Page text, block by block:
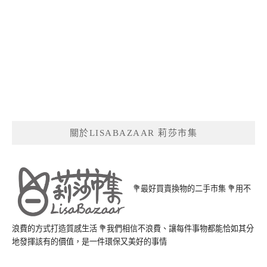
關於LISABAZAAR 莉莎市集
💐最好買賣換物的二手市集 💐用不
浪費的方式打造質感生活 💐我們相信不浪費、讓每件事物都能恰如其分
地發揮該有的價值，是一件環保又美好的事情